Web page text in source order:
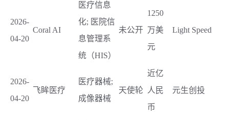
2026-
04-20
Coral AI
医疗信息
化; 医院信
息管理系
统（HIS）
未公开
1250
万美
元
Light Speed
2026-
04-20
飞眸医疗
医疗器械;
成像器械
天使轮
近亿
人民
币
元生创投